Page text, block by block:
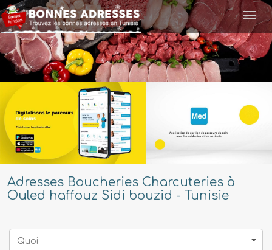
Adresses Boucheries Charcuteries à
Ouled haffouz Sidi bouzid - Tunisie
Quoi